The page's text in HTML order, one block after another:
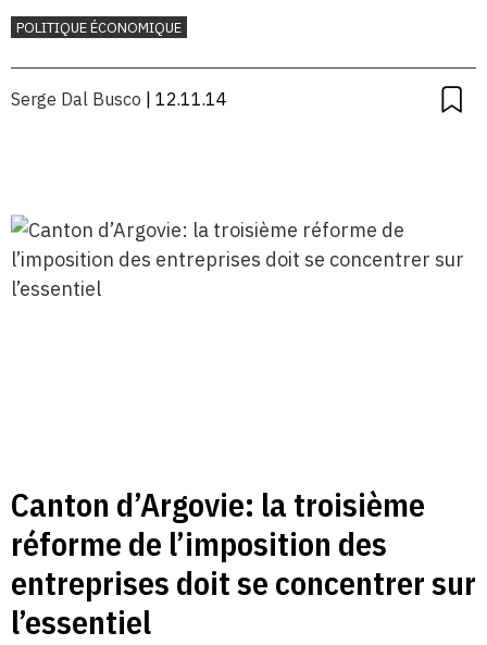
POLITIQUE ÉCONOMIQUE
Serge Dal Busco | 12.11.14
Canton d’Argovie: la troisième
réforme de l’imposition des
entreprises doit se concentrer sur
l’essentiel